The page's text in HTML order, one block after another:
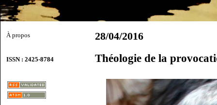
À propos
ISSN : 2425-8784
28/04/2016
Théologie de la